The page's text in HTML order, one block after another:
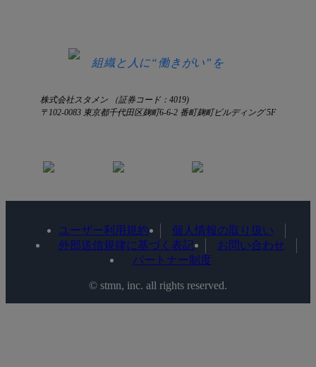
組織と人に“働きがい”を
株式会社スタメン （証券コード：4019)
〒102-0083 東京都千代田区麹町6-6-2 番町麹町ビルディング 5F
ユーザー利用規約
個人情報の取り扱い
外部送信規律に基づく表記
お問い合わせ
パートナー制度
©️ stmn, inc. all rights reserved.